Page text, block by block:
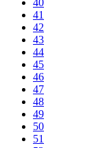
41
42
43
44
45
46
47
48
49
50
51